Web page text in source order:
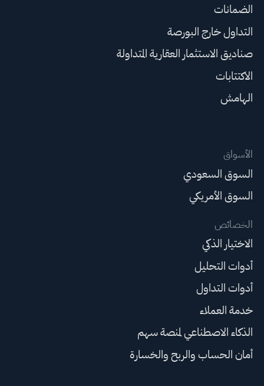
الضمانات
التداول خارج البورصة
صناديق الاستثمار العقارية المتداولة
الاكتتابات
الهامش
الأسواق
السوق السعودي
السوق الأمريكي
الخصائص
الاختيار الذكي
أدوات التحليل
أدوات التداول
خدمة العملاء
الذكاء الاصطناعي لمنصة سهم
أمان الحساب والربح والخسارة